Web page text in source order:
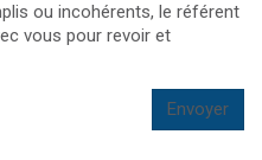
ou incohérents, le référent
vous pour revoir et